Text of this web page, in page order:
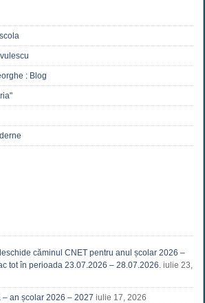
: Blog
căminul CNET pentru anul școlar 2026 –
tot în perioada 23.07.2026 – 28.07.2026. iulie 23,
– an școlar 2026 – 2027 iulie 17, 2026